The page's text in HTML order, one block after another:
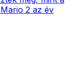
2 az év